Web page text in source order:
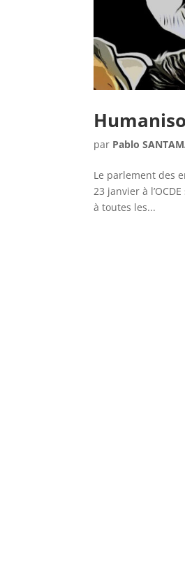
par Pablo
Le parlement des
23 janvier à
à toutes les...